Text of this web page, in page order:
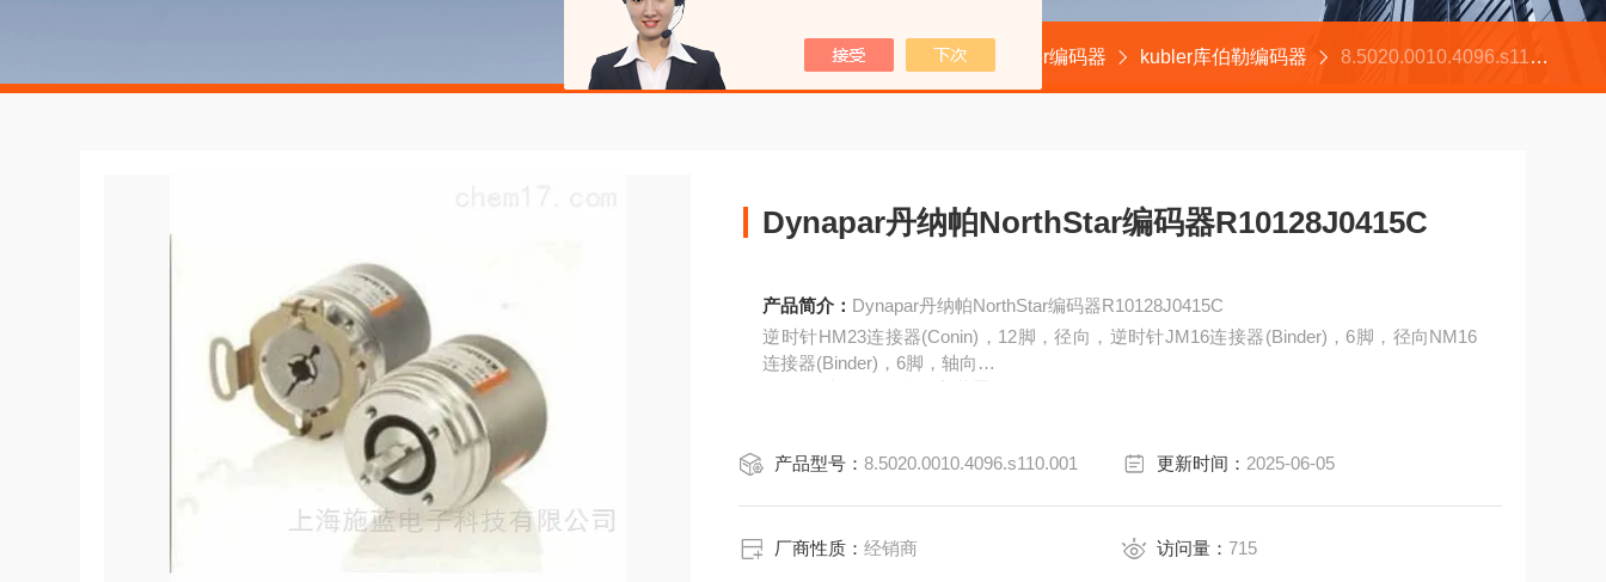
首页 产品中心 kubler编码器 kubler库伯勒编码器 8.5020.0010.4096.s110.001Dynapar丹纳帕NorthStar编码器R10128J0415C
Dynapar丹纳帕NorthStar编码器R10128J0415C
产品简介： Dynapar丹纳帕NorthStar编码器R10128J0415C
逆时针HM23连接器(Conin)，12脚，径向，逆时针JM16连接器(Binder)，6脚，径向NM16
连接器(Binder)，6脚，轴向
1)，径向
产品型号：8.5020.0010.4096.s110.001 更新时间： 2025-06-05
厂商性质：经销商 访问量： 715